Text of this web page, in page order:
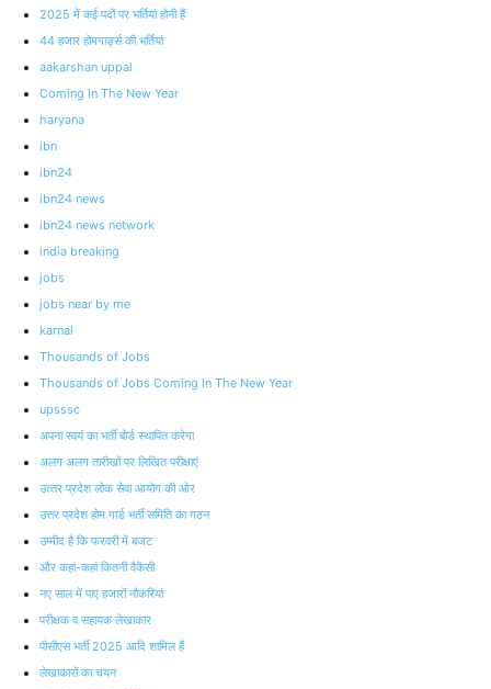
2025 में कई पदों पर भर्तियां होनी हैं
44 हजार होमगार्ड्स की भर्तियां
aakarshan uppal
Coming In The New Year
haryana
ibn
ibn24
ibn24 news
ibn24 news network
india breaking
jobs
jobs near by me
karnal
Thousands of Jobs
Thousands of Jobs Coming In The New Year
upsssc
अपना स्वयं का भर्ती बोर्ड स्थापित करेगा
अलग अलग तारीखों पर लिखित परीक्षाएं
उत्‍तर प्रदेश लोक सेवा आयोग की ओर
उत्तर प्रदेश होम गार्ड भर्ती समिति का गठन
उम्मीद है कि फरवरी में बजट
और कहां-कहां कितनी वैकेंसी
नए साल में पाए हजारों नौकरियां
परीक्षक व सहायक लेखाकार
पीसीएस भर्ती 2025 आदि शामिल हैं
लेखाकारों का चयन